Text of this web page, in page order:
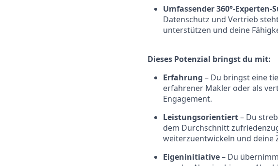
Umfassender 360°-Experten-
Datenschutz und Vertrieb
unterstützen und deine
Dieses Potenzial bringst du mit:
Erfahrung – Du bringst eine
erfahrener Makler oder als
Engagement.
Leistungsorientiert– Du
dem Durchschnitt
weiterzuentwickeln und deine
Eigeninitiative– Du